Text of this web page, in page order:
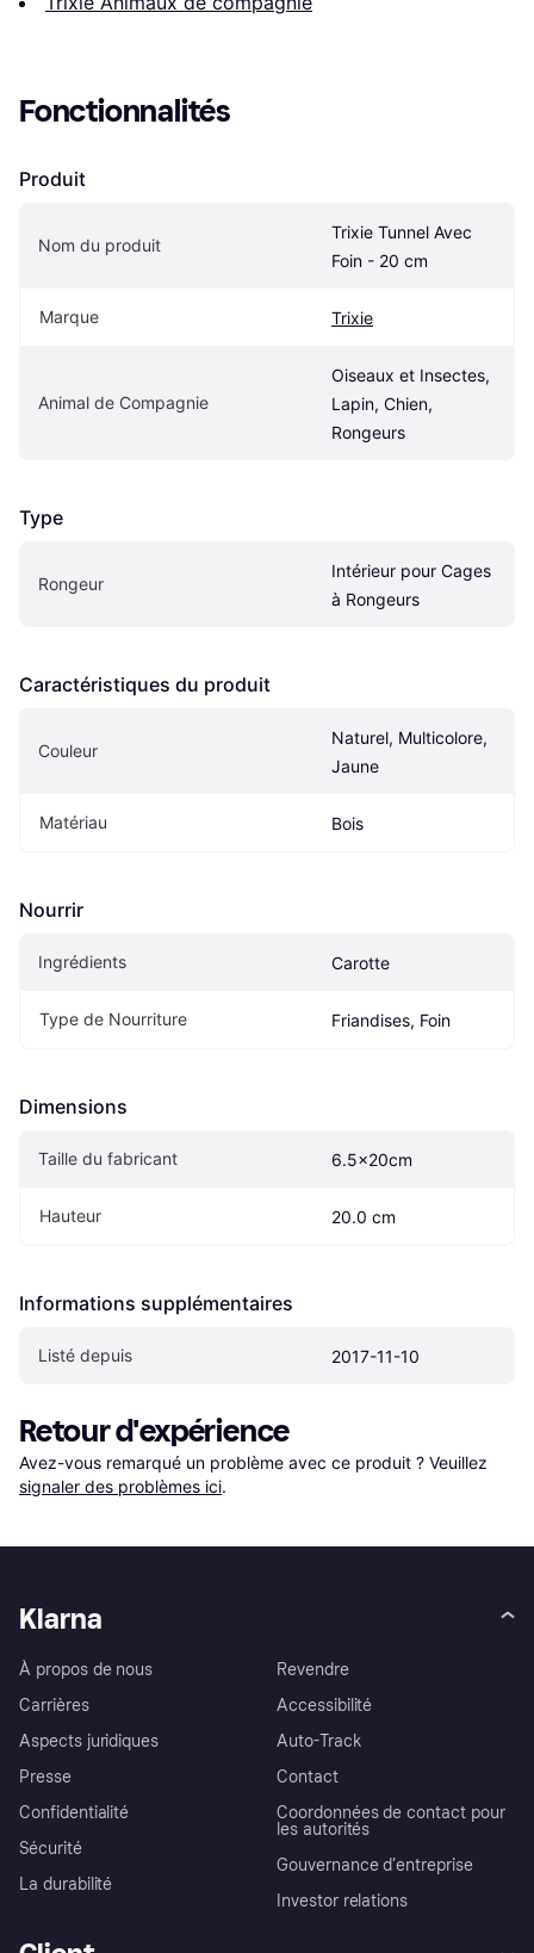
Fonctionnalités
Produit
Nom du produit
Trixie Tunnel Avec
Foin - 20 cm
Marque Trixie
Animal de Compagnie
Oiseaux et Insectes,
Lapin, Chien,
Rongeurs
Type
Rongeur
Intérieur pour Cages
à Rongeurs
Caractéristiques du produit
Couleur
Naturel, Multicolore,
Jaune
Matériau Bois
Nourrir
Ingrédients Carotte
Type de Nourriture Friandises, Foin
Dimensions
Taille du fabricant 6.5x20cm
Hauteur 20.0 cm
Informations supplémentaires
Listé depuis 2017-11-10
Retour d'expérience
Avez-vous remarqué un problème avec ce produit ? Veuillez
signaler des problèmes ici.
Klarna
À propos de nous
Carrières
Aspects juridiques
Presse
Confidentialité
Sécurité
La durabilité
Revendre
Accessibilité
Auto-Track
Contact
Coordonnées de contact pour
les autorités
Gouvernance d’entreprise
Investor relations